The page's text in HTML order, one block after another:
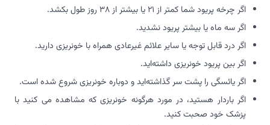
اگر چرخه پریود شما کمتر از 21 یا بیشتر از 38 روز طول بکشد.
اگر سه ماه یا بیشتر پریود نشدید.
اگر درد قابل توجه یا سایر علائم غیرعادی همراه با خونریزی دارید.
اگر بین پریود خونریزی داشته‌اید.
اگر یائسگی را پشت سر گذاشته‌اید و دوباره خونریزی شروع شده است.
اگر باردار هستید، در مورد هرگونه خونریزی که مشاهده می کنید با
پزشک خود صحبت کنید.